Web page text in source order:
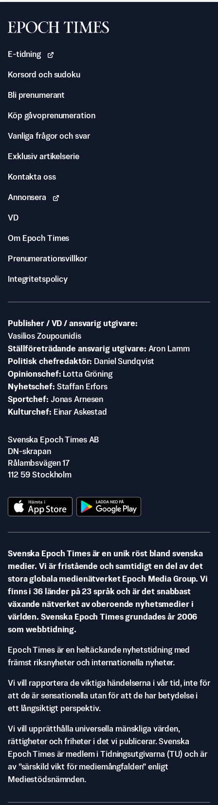
Svenska Epoch Times
E-tidning
Korsord och sudoku
Bli prenumerant
Köp gåvoprenumeration
Vanliga frågor och svar
Exklusiv artikelserie
Kontakta oss
Annonsera
VD
Om Epoch Times
Prenumerationsvillkor
Integritetspolicy
Publisher / VD / ansvarig utgivare
Vasilios Zoupounidis
Ställföreträdande ansvarig utgivare Aron Lamm
Politisk chefredaktör
Daniel Sundqvist
Opinionschef
Lotta Gröning
Nyhetschef Staffan Erfors
Sportchef Jonas Arnesen
Kulturchef
Einar Askestad
Svenska Epoch Times AB
DN-skrapan
Rålambsvägen 17
112 59 Stockholm
Svenska Epoch Times är en unik röst bland svenska
medier. Vi är fristående och samtidigt en del av det
stora globala medienätverket Epoch Media Group. Vi
finns i 36 länder på 23 språk och är det snabbast
växande nätverket av oberoende nyhetsmedier i
världen. Svenska Epoch Times grundades år 2006
som webbtidning.
Epoch Times är en heltäckande nyhetstidning med
främst riksnyheter och internationella nyheter.
Vi vill rapportera de viktiga händelserna i vår tid, inte för
att de är sensationella utan för att de har betydelse i
ett långsiktigt perspektiv.
Vi vill upprätthålla universella mänskliga värden,
rättigheter och friheter i det vi publicerar. Svenska
Epoch Times är medlem i Tidningsutgivarna (TU) och är
av ”särskild vikt för mediemångfalden” enligt
Mediestödsnämnden.